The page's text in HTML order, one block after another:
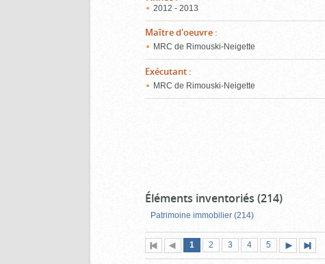
2012 - 2013
Maître d'oeuvre :
MRC de Rimouski-Neigette
Exécutant :
MRC de Rimouski-Neigette
Éléments inventoriés (214)
Patrimoine immobilier (214)
Première
page
Page
précédente
Page
1 (page
actuelle)
Page
2 Page
3 Page
4 Page
5
suivante
page